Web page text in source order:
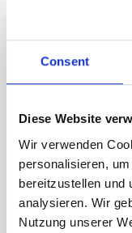
Consent
Diese Website
Wir verwenden
personalisieren,
bereitzustellen und
analysieren. Wir
Nutzung unserer